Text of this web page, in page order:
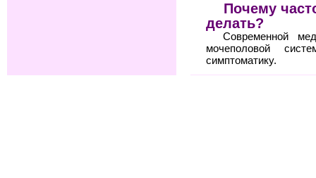
Почему
делать?
Современной
мочеполовой
симптоматику.